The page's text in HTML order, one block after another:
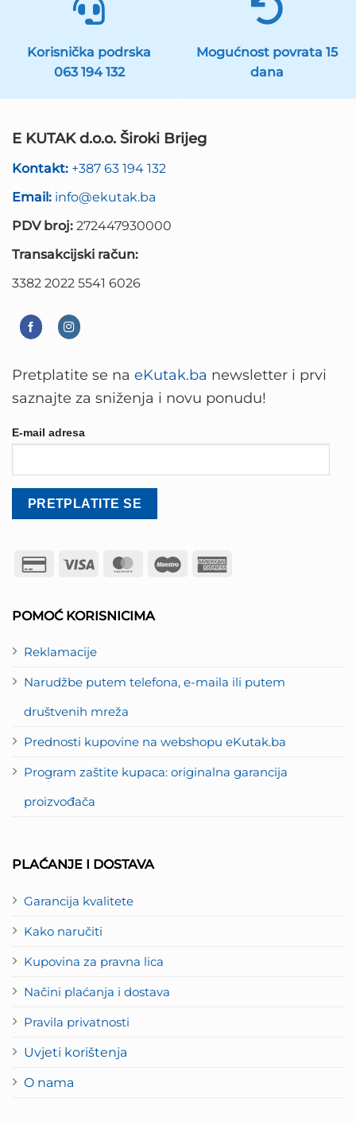
Korisnička podrska
063 194 132
Mogućnost povrata 15
dana
E KUTAK d.o.o. Široki Brijeg
Kontakt: +387 63 194 132
Email: info@ekutak.ba
PDV broj: 272447930000
Transakcijski račun:
3382 2022 5541 6026
POMOĆ KORISNICIMA
Reklamacije
Narudžbe putem telefona, e-maila ili putem
društvenih mreža
Prednosti kupovine na webshopu eKutak.ba
Program zaštite kupaca: originalna garancija
proizvođača
PLAĆANJE I DOSTAVA
Garancija kvalitete
Kako naručiti
Kupovina za pravna lica
Načini plaćanja i dostava
Pravila privatnosti
Uvjeti korištenja
O nama
Pretplatite se na eKutak.ba newsletter i prvi
saznajte za sniženja i novu ponudu!
E-mail adresa
Credit
Visa MasterCard
Maestro